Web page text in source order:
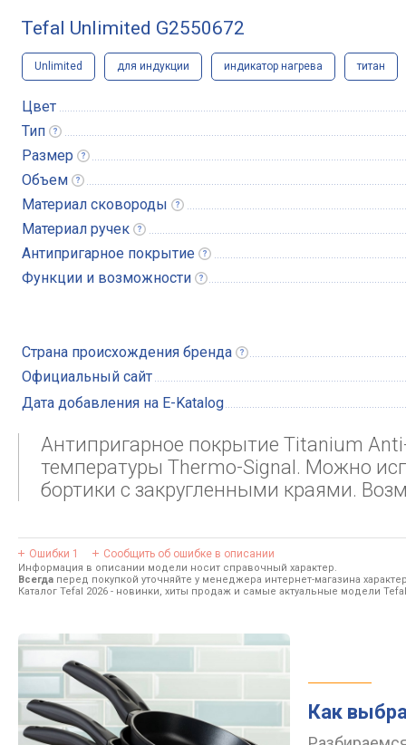
Tefal Unlimited G2550672
Unlimited для индукции индикатор нагрева титан
Цвет
Тип
Размер
Объем
Материал сковороды
Материал ручек
Антипригарное покрытие
Функции и возможности
Страна происхождения бренда
Официальный сайт
Дата добавления на E-Katalog
Антипригарное покрытие Titanium
температуры Thermo-Signal. Можно
бортики с закругленными краями.
Ошибки 1 Сообщить об ошибке в описании
Информация в описании модели носит справочный характер.
Всегда перед покупкой уточняйте у менеджера интернет-магазина
Каталог Tefal 2026 - новинки, хиты продаж и самые актуальные модели
Как